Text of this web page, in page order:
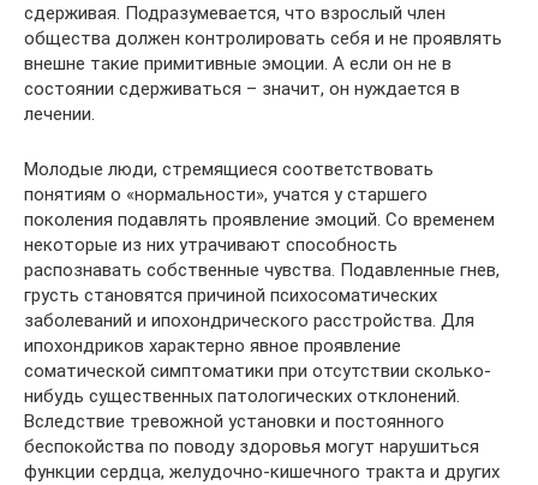
сдерживая. Подразумевается, что взрослый член
общества должен контролировать себя и не проявлять
внешне такие примитивные эмоции. А если он не в
состоянии сдерживаться – значит, он нуждается в
лечении.
Молодые люди, стремящиеся соответствовать
понятиям о «нормальности», учатся у старшего
поколения подавлять проявление эмоций. Со временем
некоторые из них утрачивают способность
распознавать собственные чувства. Подавленные гнев,
грусть становятся причиной психосоматических
заболеваний и ипохондрического расстройства. Для
ипохондриков характерно явное проявление
соматической симптоматики при отсутствии сколько-
нибудь существенных патологических отклонений.
Вследствие тревожной установки и постоянного
беспокойства по поводу здоровья могут нарушиться
функции сердца, желудочно-кишечного тракта и других